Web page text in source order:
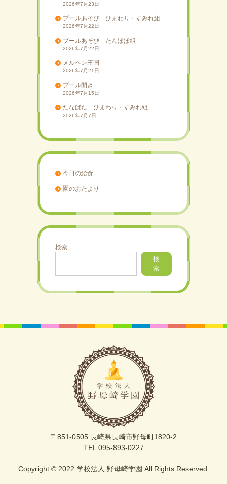
2026年7月23日
プールあそび ひまわり・すみれ組
2026年7月22日
プールあそび たんぽぽ組
2026年7月22日
メルヘン王国
2026年7月21日
プール開き
2026年7月15日
たなばた ひまわり・すみれ組
2026年7月7日
今日の給食
園のおたより
検索
検
索
〒851-0505 長崎県長崎市野母町1820-2
TEL 095-893-0227
Copyright © 2022 学校法人 野母崎学園 All Rights Reserved.